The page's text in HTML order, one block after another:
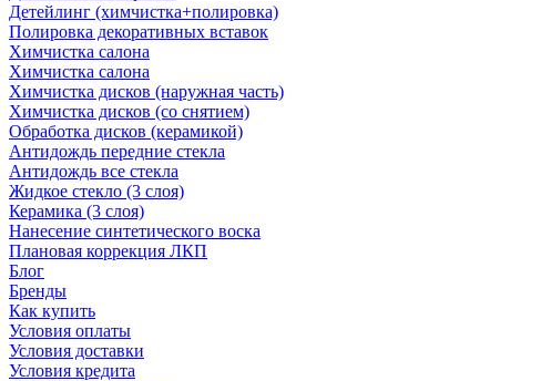
Детейлинг (химчистка+полировка)
Полировка декоративных вставок
Химчистка салона
Химчистка салона
Химчистка дисков (наружная часть)
Химчистка дисков (со снятием)
Обработка дисков (керамикой)
Антидождь передние стекла
Антидождь все стекла
Жидкое стекло (3 слоя)
Керамика (3 слоя)
Нанесение синтетического воска
Плановая коррекция ЛКП
Блог
Бренды
Как купить
Условия оплаты
Условия доставки
Условия кредита